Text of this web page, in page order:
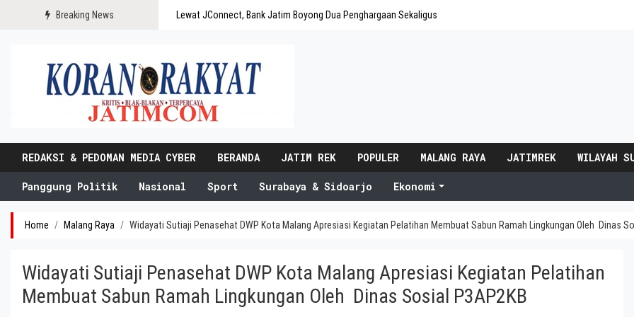
Breaking News Lewat JConnect, Bank Jatim Boyong Dua Penghargaan Sekaligus
REDAKSI & PEDOMAN MEDIA CYBER BERANDA JATIM REK POPULER MALANG RAYA JATIMREK WILAYAH
Panggung Politik Nasional Sport Surabaya & Sidoarjo Ekonomi
Home Malang Raya Widayati Sutiaji Penasehat DWP Kota Malang Apresiasi Kegiatan Pelatihan Membuat Sabun Ramah Lingkungan Oleh Dinas
Widayati Sutiaji Penasehat DWP Kota Malang Apresiasi Kegiatan Pelatihan
Membuat Sabun Ramah Lingkungan Oleh Dinas Sosial P3AP2KB